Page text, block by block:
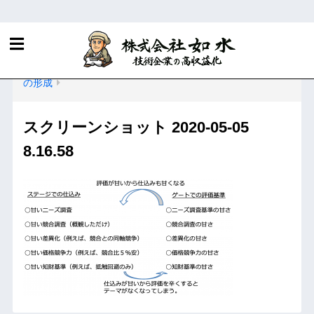
R&D・知財マネジメントに関する当社サービス
技術の棚卸による技術戦略の策定と技術プラットフォーム
の形成
スクリーンショット 2020-05-05
8.16.58